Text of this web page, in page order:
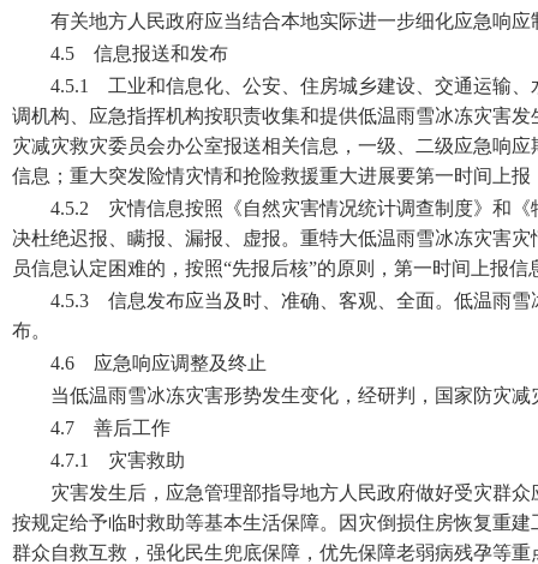
有关地方人民政府应当结合本地实际进一步细化应急响
4.5 信息报送和发布
4.5.1 工业和信息化、公安、住房城乡建设、交通运输
调机构、应急指挥机构按职责收集和提供低温雨雪冰冻灾害
灾减灾救灾委员会办公室报送相关信息，一级、二级应急响
信息；重大突发险情灾情和抢险救援重大进展要第一时间上
4.5.2 灾情信息按照《自然灾害情况统计调查制度》和
决杜绝迟报、瞒报、漏报、虚报。重特大低温雨雪冰冻灾害
员信息认定困难的，按照“先报后核”的原则，第一时间上报
4.5.3 信息发布应当及时、准确、客观、全面。低温雨
布。
4.6 应急响应调整及终止
当低温雨雪冰冻灾害形势发生变化，经研判，国家防灾
4.7 善后工作
4.7.1 灾害救助
灾害发生后，应急管理部指导地方人民政府做好受灾群
按规定给予临时救助等基本生活保障。因灾倒损住房恢复重
群众自救互救，强化民生兜底保障，优先保障老弱病残孕等